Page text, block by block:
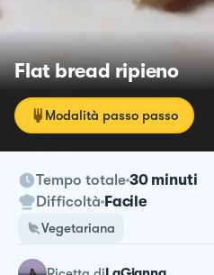
Flat bread ripieno
Modalità passo passo
Tempo totale 30 minuti
Difficoltà Facile
Vegetariana